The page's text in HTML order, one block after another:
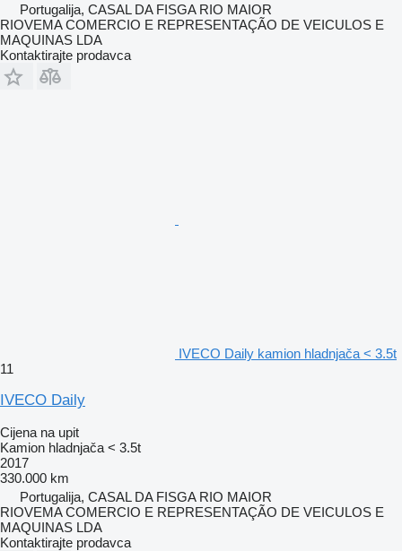
Portugalija, CASAL DA FISGA RIO MAIOR
RIOVEMA COMERCIO E REPRESENTAÇÃO DE VEICULOS E
MAQUINAS LDA
Kontaktirajte prodavca
IVECO Daily kamion hladnjača < 3.5t
11
IVECO Daily
Cijena na upit
Kamion hladnjača < 3.5t
2017
330.000 km
Portugalija, CASAL DA FISGA RIO MAIOR
RIOVEMA COMERCIO E REPRESENTAÇÃO DE VEICULOS E
MAQUINAS LDA
Kontaktirajte prodavca